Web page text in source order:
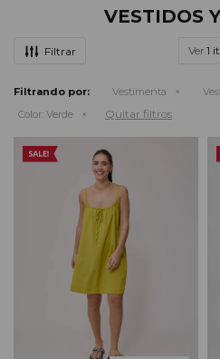
VESTIDOS
Ver
Filtrando por: Vestimenta
Color: Verde Quitar filtros